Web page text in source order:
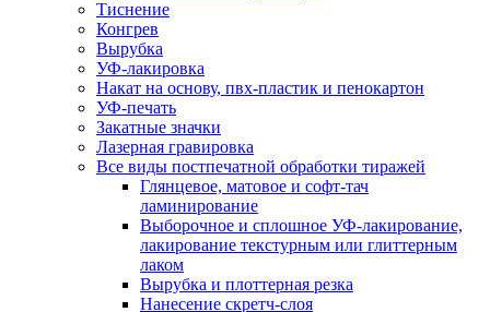
Тиснение
Конгрев
Вырубка
УФ-лакировка
Накат на основу, пвх-пластик и пенокартон
УФ-печать
Закатные значки
Лазерная гравировка
Все виды постпечатной обработки тиражей
Глянцевое, матовое и софт-тач
ламинирование
Выборочное и сплошное УФ-лакирование,
лакирование текстурным или глиттерным
лаком
Вырубка и плоттерная резка
Нанесение скретч-слоя